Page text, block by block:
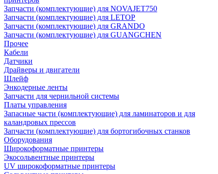
Запчасти (комплектующие) для NOVAJET750
Запчасти (комплектующие) для LETOP
Запчасти (комплектующие) для GRANDO
Запчасти (комплектующие) для GUANGCHEN
Прочее
Кабели
Датчики
Драйверы и двигатели
Шлейф
Энкодерные ленты
Запчасти для чернильной системы
Платы управления
Запасные части (комплектующие) для ламинаторов и для
каландровых прессов
Запчасти (комплектующие) для бортогибочных станков
Оборудования
Широкоформатные принтеры
Экосольвентные принтеры
UV широкоформатные принтеры